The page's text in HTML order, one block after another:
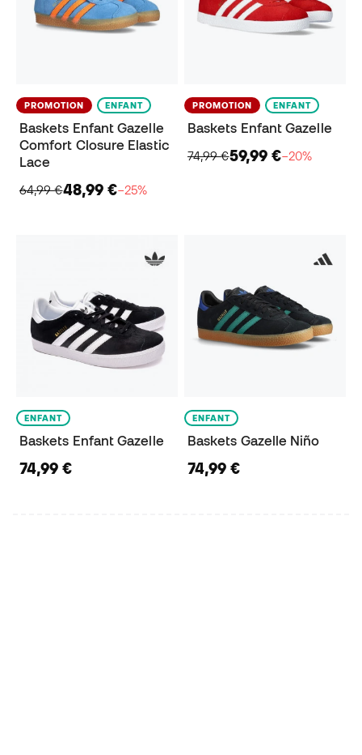
PROMOTION ENFANT
Baskets Enfant Gazelle
Comfort Closure Elastic
Lace
64,99 €48,99 €−25%
PROMOTION ENFANT
Baskets Enfant Gazelle
74,99 €59,99 €−20%
ENFANT
Baskets Enfant Gazelle
74,99 €
ENFANT
Baskets Gazelle Niño
74,99 €